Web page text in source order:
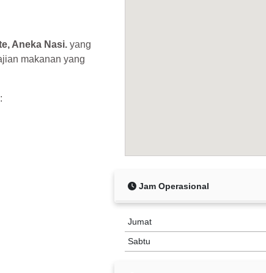
Aneka Nasi. yang
makanan yang
Jam Operasional
Jumat
Sabtu